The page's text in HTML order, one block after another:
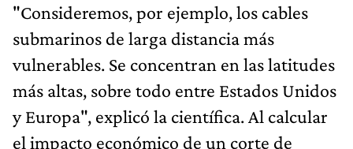
"Consideremos, por ejemplo, los cables
submarinos de larga distancia más
vulnerables. Se concentran en las latitudes
más altas, sobre todo entre Estados Unidos
y Europa", explicó la científica. Al calcular
el impacto económico de un corte de